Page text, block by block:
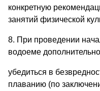
конкретную
занятий физической
8. При проведении
водоеме
убедиться в
плаванию (по